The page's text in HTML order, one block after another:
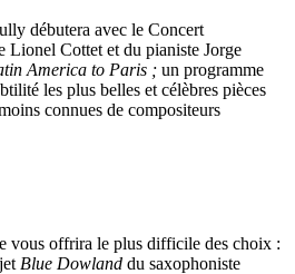
débutera avec le Concert
Lionel Cottet et du pianiste Jorge
America to Paris ; un programme
les plus belles et célèbres pièces
connues de compositeurs
vous offrira le plus difficile des choix :
Blue Dowland du saxophoniste